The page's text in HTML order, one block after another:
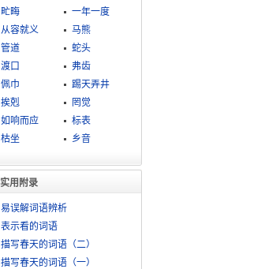
甿畮
一年一度
从容就义
马熊
管道
蛇头
渡口
弗齿
佩巾
踢天弄井
挨剋
罔觉
如响而应
标表
枯坐
乡音
实用附录
易误解词语辨析
表示看的词语
描写春天的词语（二）
描写春天的词语（一）